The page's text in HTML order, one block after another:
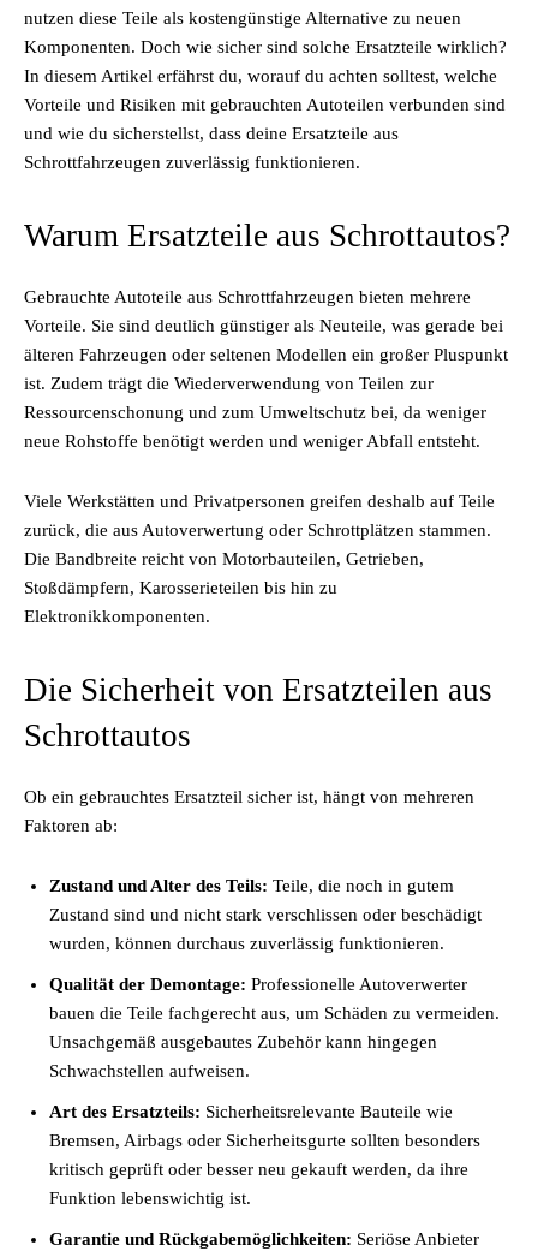
nutzen diese Teile als kostengünstige Alternative zu neuen
Komponenten. Doch wie sicher sind solche Ersatzteile wirklich?
In diesem Artikel erfährst du, worauf du achten solltest, welche
Vorteile und Risiken mit gebrauchten Autoteilen verbunden sind
und wie du sicherstellst, dass deine Ersatzteile aus
Schrottfahrzeugen zuverlässig funktionieren.
Warum Ersatzteile aus Schrottautos?
Gebrauchte Autoteile aus Schrottfahrzeugen bieten mehrere
Vorteile. Sie sind deutlich günstiger als Neuteile, was gerade bei
älteren Fahrzeugen oder seltenen Modellen ein großer Pluspunkt
ist. Zudem trägt die Wiederverwendung von Teilen zur
Ressourcenschonung und zum Umweltschutz bei, da weniger
neue Rohstoffe benötigt werden und weniger Abfall entsteht.
Viele Werkstätten und Privatpersonen greifen deshalb auf Teile
zurück, die aus Autoverwertung oder Schrottplätzen stammen.
Die Bandbreite reicht von Motorbauteilen, Getrieben,
Stoßdämpfern, Karosserieteilen bis hin zu
Elektronikkomponenten.
Die Sicherheit von Ersatzteilen aus
Schrottautos
Ob ein gebrauchtes Ersatzteil sicher ist, hängt von mehreren
Faktoren ab:
Zustand und Alter des Teils: Teile, die noch in gutem
Zustand sind und nicht stark verschlissen oder beschädigt
wurden, können durchaus zuverlässig funktionieren.
Qualität der Demontage: Professionelle Autoverwerter
bauen die Teile fachgerecht aus, um Schäden zu vermeiden.
Unsachgemäß ausgebautes Zubehör kann hingegen
Schwachstellen aufweisen.
Art des Ersatzteils: Sicherheitsrelevante Bauteile wie
Bremsen, Airbags oder Sicherheitsgurte sollten besonders
kritisch geprüft oder besser neu gekauft werden, da ihre
Funktion lebenswichtig ist.
Garantie und Rückgabemöglichkeiten: Seriöse Anbieter